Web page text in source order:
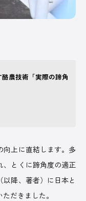
クル
株式会社コーンズ
ージー
報誌『Dairy Japan』
農技術「実際の蹄角
上に直結します。多
、とくに蹄角度の適正
降、著者）に日本と
だきました。